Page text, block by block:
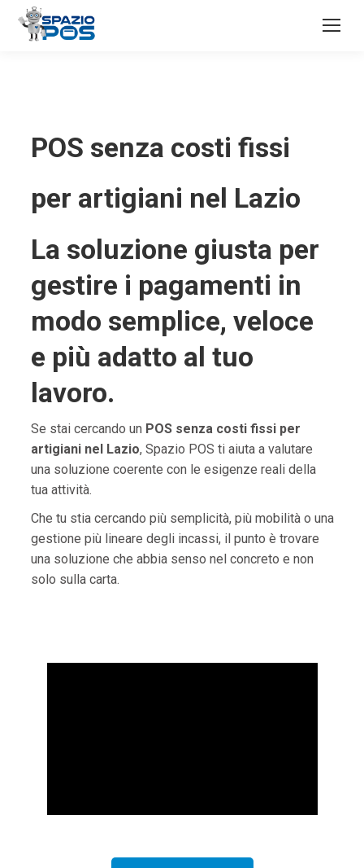
POS senza costi fissi
per artigiani nel Lazio
La soluzione giusta per
gestire i pagamenti in
modo semplice, veloce
e più adatto al tuo
lavoro.
Se stai cercando un POS senza costi fissi per
artigiani nel Lazio, Spazio POS ti aiuta a valutare
una soluzione coerente con le esigenze reali della
tua attività.
Che tu stia cercando più semplicità, più mobilità o una
gestione più lineare degli incassi, il punto è trovare
una soluzione che abbia senso nel concreto e non
solo sulla carta.